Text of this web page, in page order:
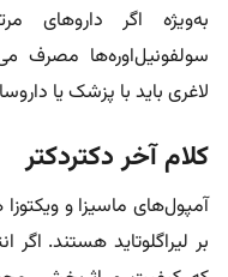
به‌ویژه اگر داروهای
سولفونیل‌اوره‌ها مصرف
لاغری باید با پزشک یا
کلام آخر دکتردکتر
آمپول‌های ماسیزا و
بر لیراگلوتاید هستند.